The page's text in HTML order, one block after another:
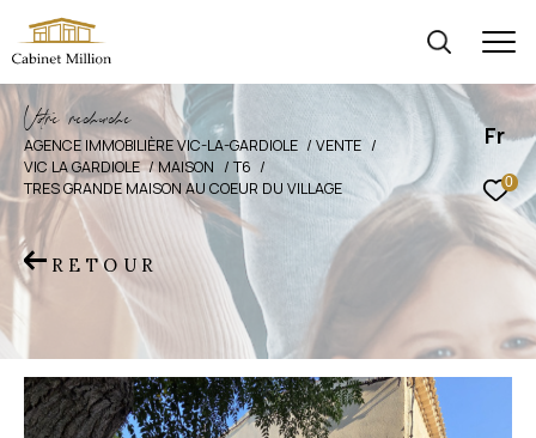
Fr
0
Vore recece
AGENCE IMMOBILIÈRE VIC-LA-GARDIOLE
VENTE
VIC LA GARDIOLE
MAISON
T6
TRES GRANDE MAISON AU COEUR DU VILLAGE
RETOUR